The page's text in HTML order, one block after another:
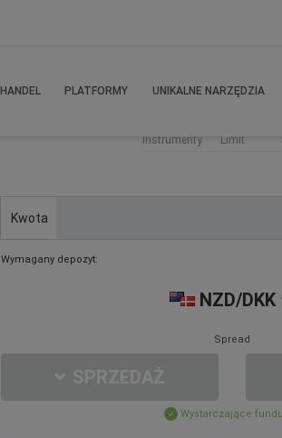
HANDEL PLATFORMY UNIKALNE NARZĘDZIA
Instrumenty Limit
Kwota
Wymagany depozyt:
NZD/DKK
Spread
Wystarczające